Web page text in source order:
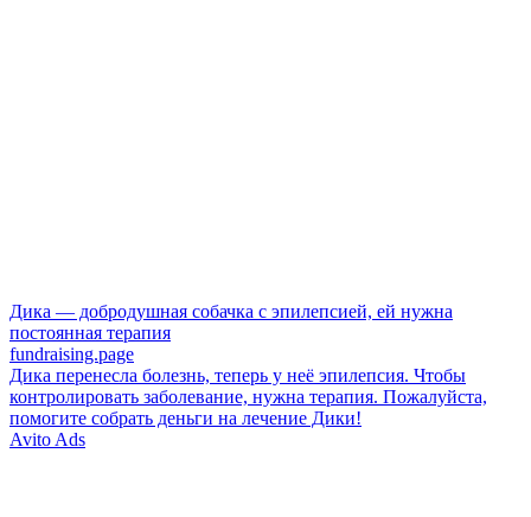
Дика — добродушная собачка с эпилепсией, ей нужна
постоянная терапия
fundraising.page
Дика перенесла болезнь, теперь у неё эпилепсия. Чтобы
контролировать заболевание, нужна терапия. Пожалуйста,
помогите собрать деньги на лечение Дики!
Avito Ads